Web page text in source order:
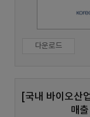
다운로드
[국내 바이오산
매